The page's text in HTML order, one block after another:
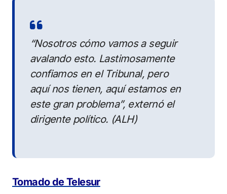
“Nosotros cómo vamos a seguir
avalando esto. Lastimosamente
confiamos en el Tribunal, pero
aquí nos tienen, aquí estamos en
este gran problema”, externó el
dirigente político. (ALH)
Tomado de Telesur